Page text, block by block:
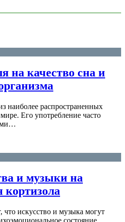
на качество сна и
наиболее распространенных
Его употребление часто
и музыки на
кортизола
искусство и музыка могут
состояние